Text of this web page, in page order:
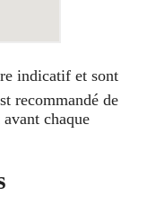
indicatif et sont
recommandé de
chaque